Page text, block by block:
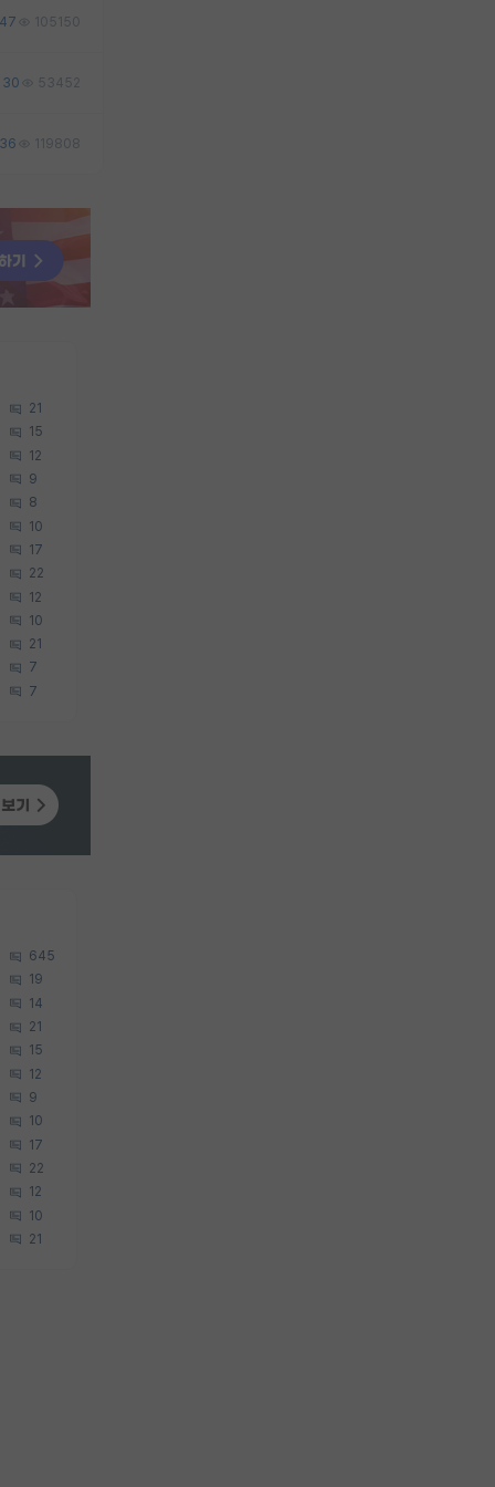
47 105150
30 53452
36 119808
21
15
12
9
8
10
17
22
12
10
21
7
7
645
19
14
21
15
12
9
10
17
22
12
10
21